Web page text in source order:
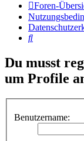
Foren-
Suche
Du musst
um Profile
Benutzername: